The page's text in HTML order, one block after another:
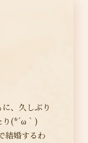
、久しぶり
り(*´ω｀)
結婚するわ